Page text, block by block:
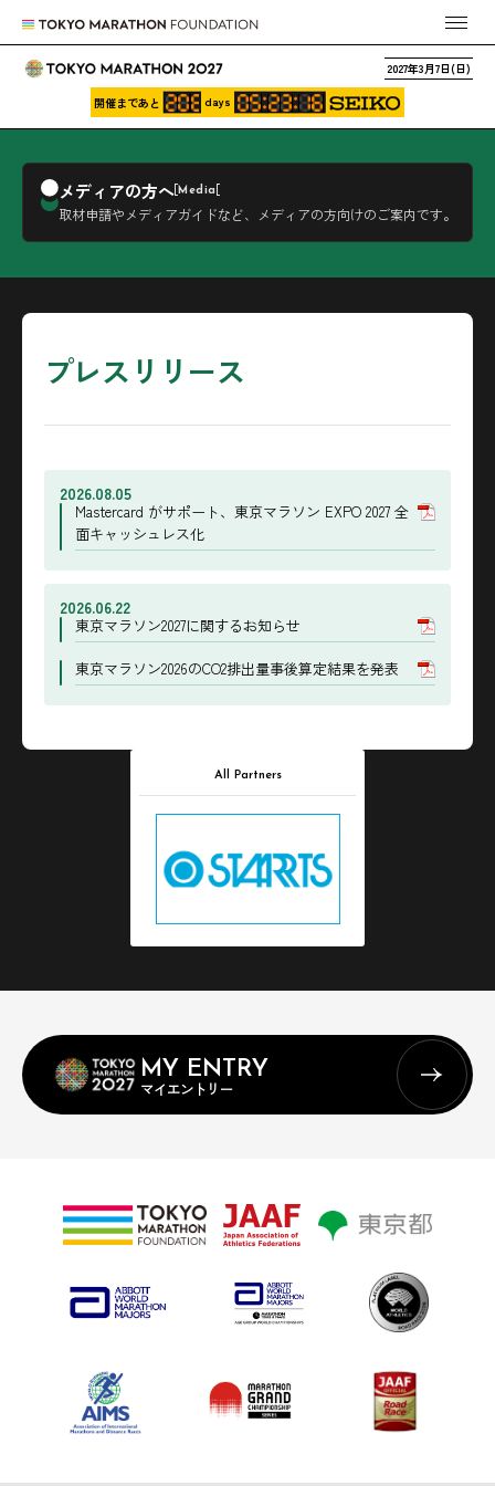
2027年3月7日(日)
開催まであと days
メディアの方へ Media
取材申請やメディアガイドなど、メディアの方向けのご案内です。
プレスリリース
2026.08.05
Mastercard がサポート、東京マラソン EXPO 2027 全
面キャッシュレス化
2026.06.22
東京マラソン2027に関するお知らせ
東京マラソン2026のCO2排出量事後算定結果を発表
All Partners
MY ENTRY
マイエントリー